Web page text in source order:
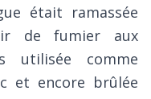
était ramassée
de fumier aux
utilisée comme
et encore brûlée